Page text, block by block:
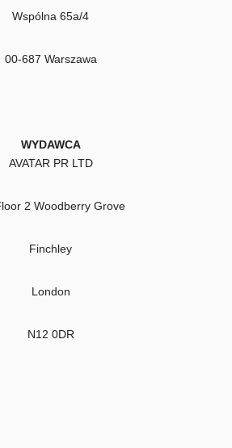
Wspólna 65a/4
00-687 Warszawa
WYDAWCA
AVATAR PR LTD
2 Woodberry Grove
Finchley
London
N12 0DR